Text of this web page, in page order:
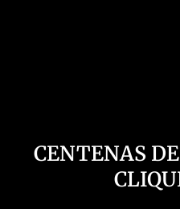
CENTENAS